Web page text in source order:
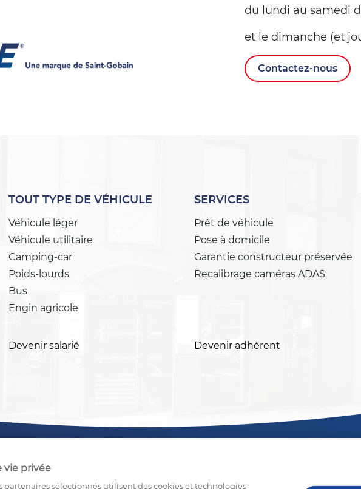
du lundi au samedi
et le dimanche (et
Contactez-nous
TOUT TYPE DE VÉHICULE
Véhicule léger
Véhicule utilitaire
Camping-car
Poids-lourds
Bus
Engin agricole
SERVICES
Prêt de véhicule
Pose à domicile
Garantie constructeur préservée
Recalibrage caméras ADAS
Devenir salarié Devenir adhérent
vie privée
partenaires sélectionnés utilisent des cookies et technologies